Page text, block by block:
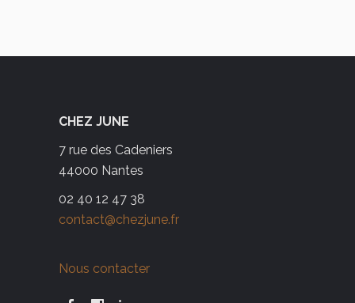
CHEZ JUNE
7 rue des Cadeniers
44000 Nantes
02 40 12 47 38
contact@chezjune.fr
Nous contacter